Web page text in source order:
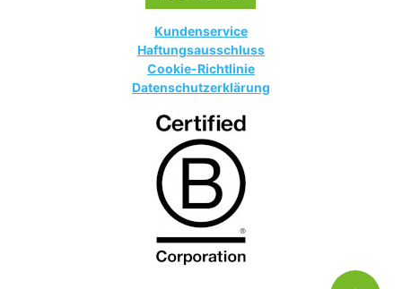
Kundenservice
Haftungsausschluss
Cookie-Richtlinie
Datenschutzerklärung